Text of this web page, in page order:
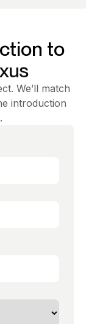
to
We’ll match
introduction